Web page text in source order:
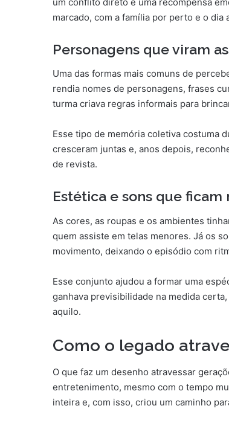
marcado, com a família por perto e o dia
Personagens que viram
Uma das formas mais comuns de
rendia nomes de personagens, frases
turma criava regras informais para
Esse tipo de memória coletiva costuma
cresceram juntas e, anos depois,
de revista.
Estética e sons que ficam
As cores, as roupas e os ambientes
quem assiste em telas menores. Já os
movimento, deixando o episódio com
Esse conjunto ajudou a formar uma
ganhava previsibilidade na medida
aquilo.
Como o legado
O que faz um desenho atravessar
entretenimento, mesmo com o tempo
inteira e, com isso, criou um caminho